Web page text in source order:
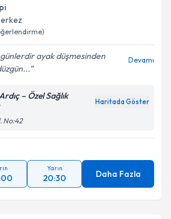
işlenmesine ilişkin
ve kişisel verilerimin belirtilen
kabul ediyorum.
Talebini Gönder
ayak düşmesinden
Devamı
– Özel Sağlık
Haritada Göster
No:42
Yarın
20:30 Daha Fazla